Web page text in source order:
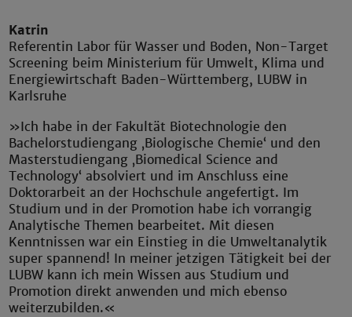
Katrin
Referentin Labor für Wasser und Boden, Non-Target
Screening beim Ministerium für Umwelt, Klima und
Energiewirtschaft Baden-Württemberg, LUBW in
Karlsruhe
»Ich habe in der Fakultät Biotechnologie den
Bachelorstudiengang ‚Biologische Chemie‘ und den
Masterstudiengang ‚Biomedical Science and
Technology‘ absolviert und im Anschluss eine
Doktorarbeit an der Hochschule angefertigt. Im
Studium und in der Promotion habe ich vorrangig
Analytische Themen bearbeitet. Mit diesen
Kenntnissen war ein Einstieg in die Umweltanalytik
super spannend! In meiner jetzigen Tätigkeit bei der
LUBW kann ich mein Wissen aus Studium und
Promotion direkt anwenden und mich ebenso
weiterzubilden.«